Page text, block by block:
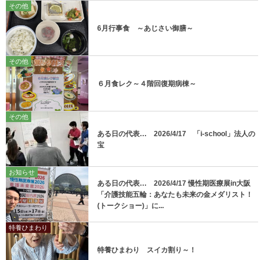
その他
6月行事食 ～あじさい御膳～
その他
６月食レク～４階回復期病棟～
その他
ある日の代表… 2026/4/17 「i-school」法人の
宝
お知らせ
ある日の代表… 2026/4/17 慢性期医療展in大阪
「介護技能五輪：あなたも未来の金メダリスト！
(トークショー)」に...
特養ひまわり
特養ひまわり スイカ割り～！